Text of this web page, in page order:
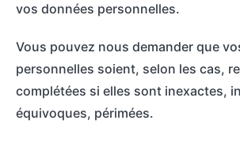
vos données personnelles.
Vous pouvez nous demander que
personnelles soient, selon les cas,
complétées si elles sont inexactes,
équivoques, périmées.